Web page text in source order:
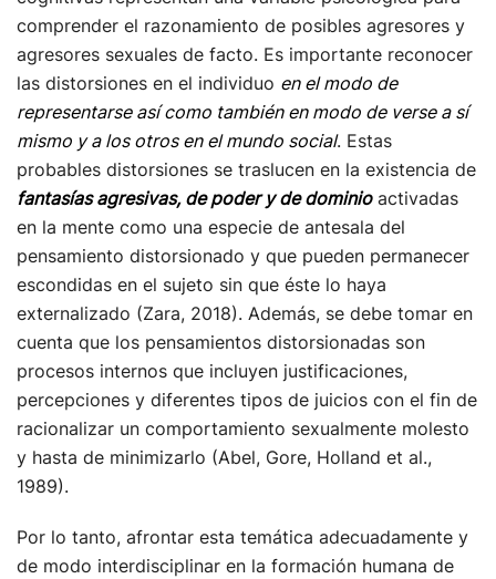
comprender el razonamiento de posibles agresores y
agresores sexuales de facto. Es importante reconocer
las distorsiones en el individuo en el modo de
representarse así como también en modo de verse a sí
mismo y a los otros en el mundo social. Estas
probables distorsiones se traslucen en la existencia de
fantasías agresivas, de poder y de dominioactivadas
en la mente como una especie de antesala del
pensamiento distorsionado y que pueden permanecer
escondidas en el sujeto sin que éste lo haya
externalizado (Zara, 2018). Además, se debe tomar en
cuenta que los pensamientos distorsionadas son
procesos internos que incluyen justificaciones,
percepciones y diferentes tipos de juicios con el fin de
racionalizar un comportamiento sexualmente molesto
y hasta de minimizarlo (Abel, Gore, Holland et al.,
1989).
Por lo tanto, afrontar esta temática adecuadamente y
de modo interdisciplinar en la formación humana de